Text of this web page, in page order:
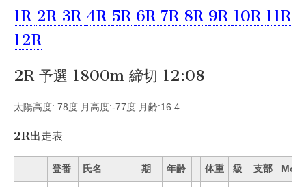
1R 2R 3R 4R 5R 6R 7R 8R 9R 10R 11R
12R
2R 予選 1800m 締切 12:08
太陽高度: 78度 月高度:-77度 月齢:16.4
2R出走表
登番 氏名 期 年齢 体重 級 支部 Mo